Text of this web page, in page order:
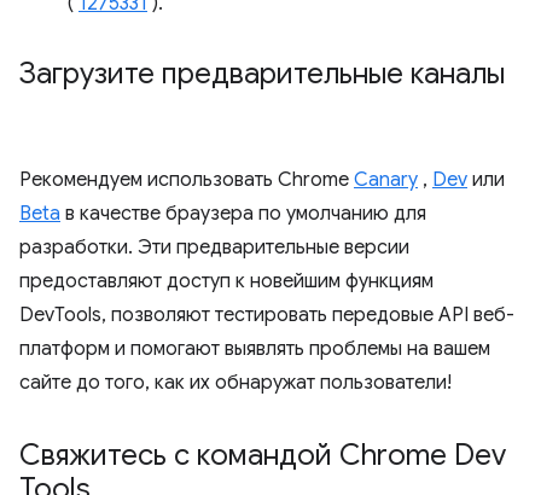
Загрузите предварительные каналы
Рекомендуем использовать Chrome Canary , Dev или
Beta в качестве браузера по умолчанию для
разработки. Эти предварительные версии
предоставляют доступ к новейшим функциям
DevTools, позволяют тестировать передовые API веб-
платформ и помогают выявлять проблемы на вашем
сайте до того, как их обнаружат пользователи!
Свяжитесь с командой Chrome Dev